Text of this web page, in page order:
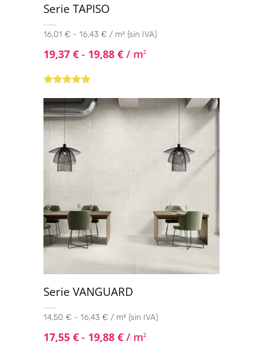
Serie TAPISO
16,01 € - 16,43 € / m² (sin IVA)
19,37 € - 19,88 € / m2
5.00de 5
Serie VANGUARD
14,50 € - 16,43 € / m² (sin IVA)
17,55 € - 19,88 € / m2